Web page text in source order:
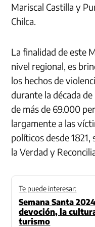
Mariscal Castilla y
Chilca.
La finalidad de este
nivel regional, es
los hechos de
durante la década
de más de 69.000
largamente a las
políticos desde 1821,
la Verdad y
Te puede interesar:
Semana Santa
devoción, la
turismo